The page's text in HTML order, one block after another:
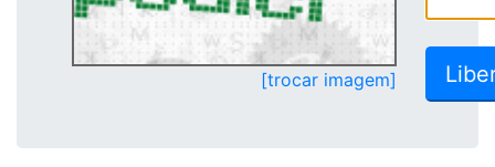
[trocar imagem]